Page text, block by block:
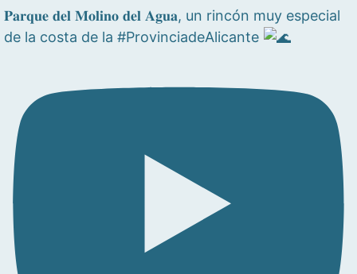
𝐏𝐚𝐫𝐪𝐮𝐞 𝐝𝐞𝐥 𝐌𝐨𝐥𝐢𝐧𝐨 𝐝𝐞𝐥 𝐀𝐠𝐮𝐚, un rincón muy especial
de la costa de la #ProvinciadeAlicante